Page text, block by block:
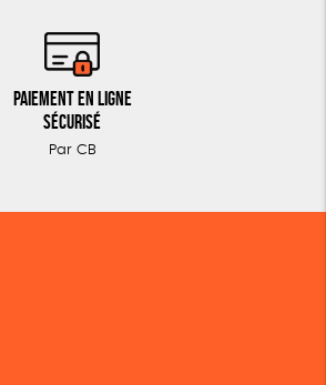
Paiement en ligne
sécurisé
Par CB